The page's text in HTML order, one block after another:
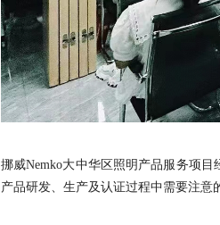
挪威Nemko大中华区照明产品服务项
产品研发、生产及认证过程中需要注意